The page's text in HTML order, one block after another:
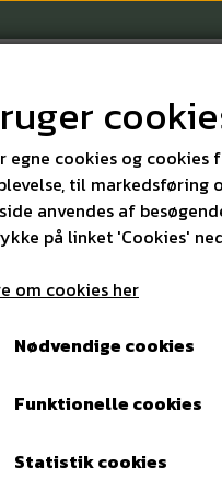
KONTAKT
Varenummer: 1201
egne cookies og
til markedsføring
anvendes af
på linket 'Cookies'
om cookies her
Nødvendige cookies
Funktionelle cookies
Statistik cookies